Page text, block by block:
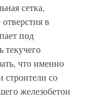
сетка,
в
под
текучего
что именно
строители со
железобетон